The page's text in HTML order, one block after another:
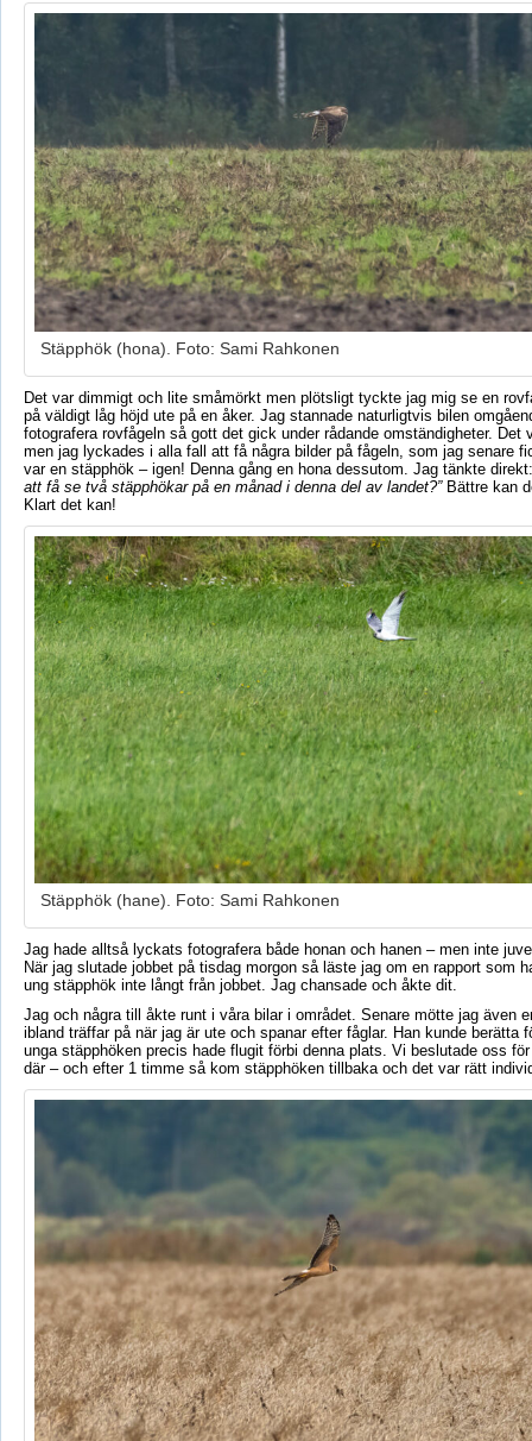
Stäpphök (hona). Foto: Sami Rahkonen
Det var dimmigt och lite småmörkt men plötsligt tyckte jag mig se en
på väldigt låg höjd ute på en åker. Jag stannade naturligtvis bilen
fotografera rovfågeln så gott det gick under rådande omständigheter. Det
men jag lyckades i alla fall att få några bilder på fågeln, som jag senare
var en stäpphök – igen! Denna gång en hona dessutom. Jag tänkte
att få se två stäpphökar på en månad i denna del av landet?”Bättre kan
Klart det kan!
Stäpphök (hane). Foto: Sami Rahkonen
Jag hade alltså lyckats fotografera både honan och hanen – men inte
När jag slutade jobbet på tisdag morgon så läste jag om en rapport som
ung stäpphök inte långt från jobbet. Jag chansade och åkte dit.
Jag och några till åkte runt i våra bilar i området. Senare mötte jag även
ibland träffar på när jag är ute och spanar efter fåglar. Han kunde berätta
unga stäpphöken precis hade flugit förbi denna plats. Vi beslutade oss
där – och efter 1 timme så kom stäpphöken tillbaka och det var rätt